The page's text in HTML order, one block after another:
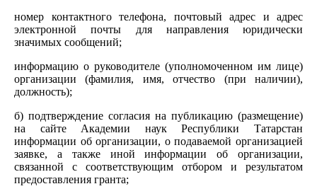
номер контактного телефона, почтовый адрес и адрес
электронной почты для направления юридически
значимых сообщений;
информацию о руководителе (уполномоченном им лице)
организации (фамилия, имя, отчество (при наличии),
должность);
б) подтверждение согласия на публикацию (размещение)
на сайте Академии наук Республики Татарстан
информации об организации, о подаваемой организацией
заявке, а также иной информации об организации,
связанной с соответствующим отбором и результатом
предоставления гранта;